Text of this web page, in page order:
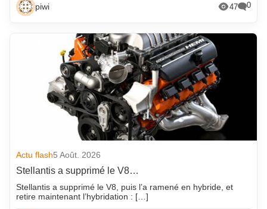
piwi 47 0
Actu flash5 Août. 2026
Stellantis a supprimé le V8…
Stellantis a supprimé le V8, puis l’a ramené en hybride, et
retire maintenant l’hybridation : […]